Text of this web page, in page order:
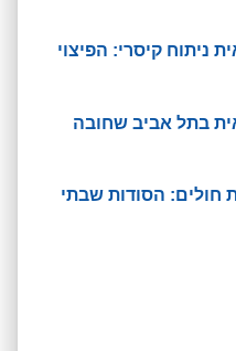
ניתוח קיסרי: הפיצוי
בתל אביב שחובה
חולים: הסודות שבתי